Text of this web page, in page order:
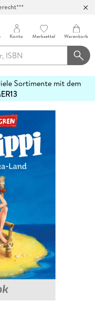
Konto Merkzettel Warenkorb
Sortimente mit dem